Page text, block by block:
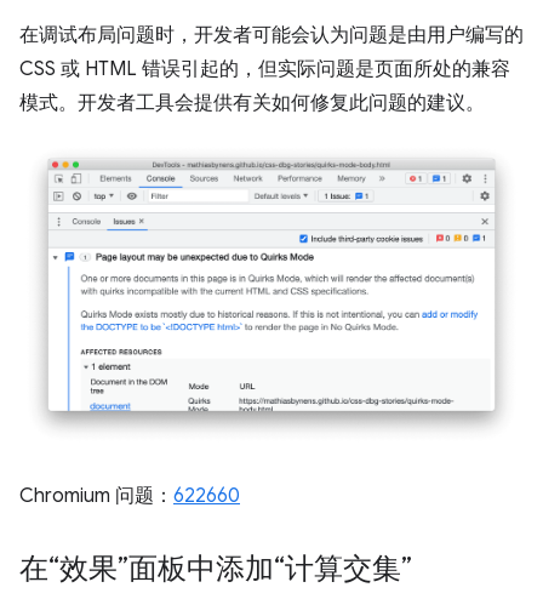
在调试布局问题时，开发者可能会认为问题是由用户编写的
CSS 或 HTML 错误引起的，但实际问题是页面所处的兼容
模式。开发者工具会提供有关如何修复此问题的建议。
Chromium 问题： 622660
在“效果”面板中添加“计算交集”